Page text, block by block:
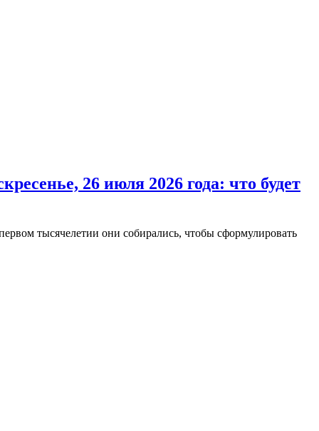
26 июля 2026 года: что будет
тысячелетии они собирались, чтобы сформулировать